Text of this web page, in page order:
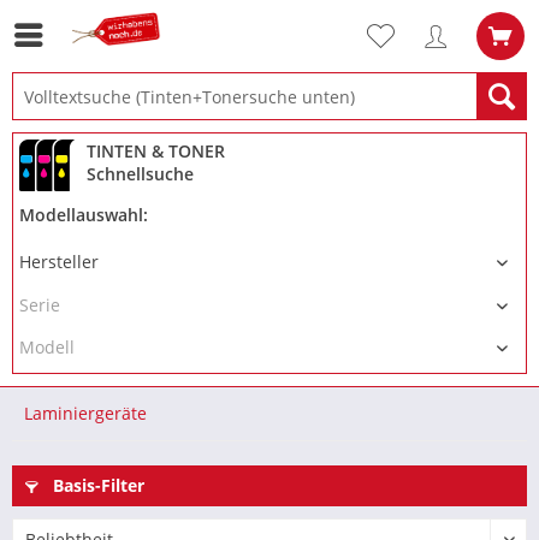
TINTEN & TONER
Schnellsuche
Modellauswahl:
Laminiergeräte
Basis-Filter